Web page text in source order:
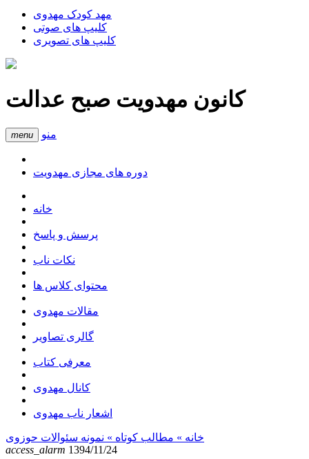
مهد کودک مهدوی
کلیپ های صوتی
کلیپ های تصویری
کانون مهدویت صبح عدالت
menu منو
دوره های مجازی مهدویت
خانه
پرسش و پاسخ
نکات ناب
محتوای کلاس ها
مقالات مهدوی
گالری تصاویر
معرفی کتاب
کانال مهدوی
اشعار ناب مهدوی
خانه » مطالب کوتاه » نمونه سئوالات حوزوی
access_alarm 1394/11/24